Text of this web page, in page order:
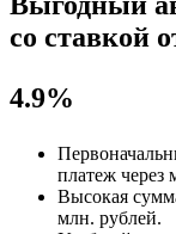
со ставкой
4.9%
платеж через
Высокая
млн. рублей.